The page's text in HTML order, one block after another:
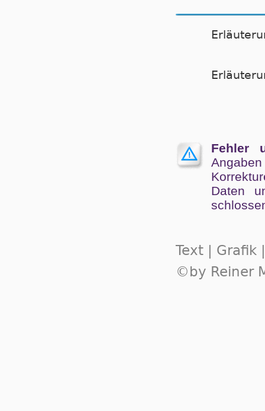
Fehler
Angaben
Da­ten
Text | Grafik
©by Reiner